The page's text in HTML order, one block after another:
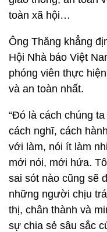
toàn xã hội…
Ông Thăng khẳng
Hội Nhà báo Việt
phóng viên thực
và an toàn nhất.
“Đó là cách chúng
cách nghĩ, cách
với làm, nói ít làm
mới nói, mới hứa.
sai sót nào cũng sẽ
những người chịu
thị, chân thành và
sự chia sẻ sâu sắc